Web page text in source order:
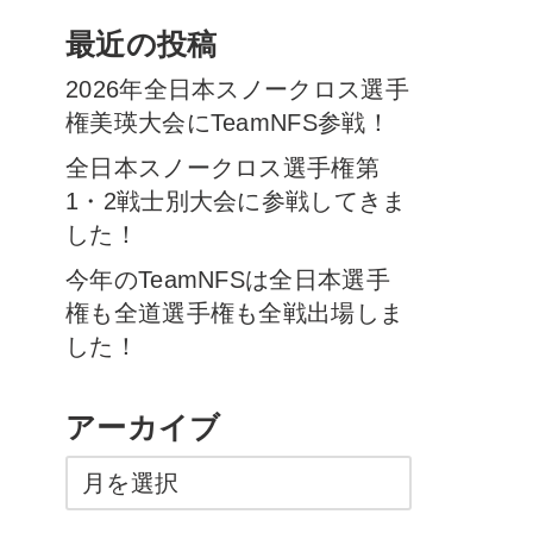
最近の投稿
2026年全日本スノークロス選手
権美瑛大会にTeamNFS参戦！
全日本スノークロス選手権第
1・2戦士別大会に参戦してきま
した！
今年のTeamNFSは全日本選手
権も全道選手権も全戦出場しま
した！
アーカイブ